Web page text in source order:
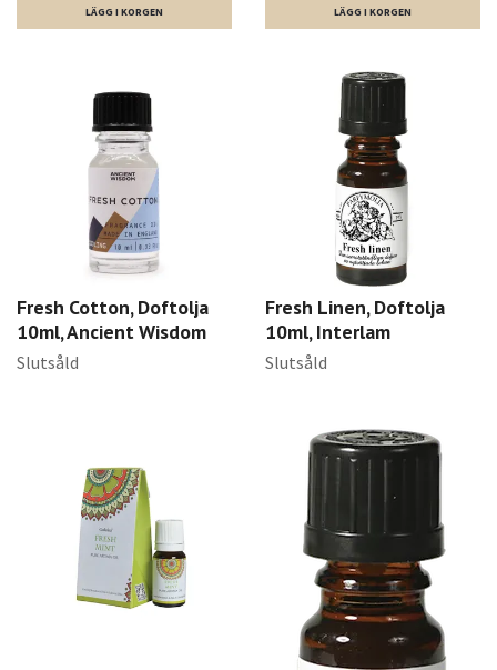
Fresh Cotton, Doftolja
10ml, Ancient Wisdom
Slutsåld
Fresh Linen, Doftolja
10ml, Interlam
Slutsåld